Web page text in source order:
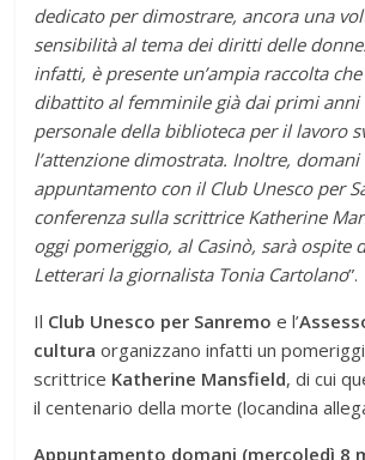
dedicato per dimostrare, ancora una
sensibilità al tema dei diritti delle
infatti, è presente un’ampia raccolta
dibattito al femminile già dai primi anni
personale della biblioteca per il lavoro
l’attenzione dimostrata. Inoltre, domani
appuntamento con il Club Unesco per
conferenza sulla scrittrice Katherine
oggi pomeriggio, al Casinò, sarà ospite
Letterari la giornalista Tonia Cartolano”.
Il Club Unesco per Sanremo e l’
cultura organizzano infatti un
scrittrice Katherine Mansfield, di cui
il centenario della morte (locandina
Appuntamento domani (mercoledì 8